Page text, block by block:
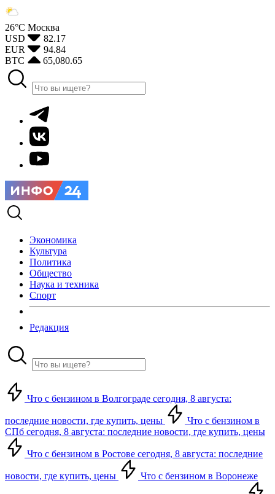
26°С Москва
USD
82.17
EUR
94.84
BTC
65,080.65
Экономика
Культура
Политика
Общество
Наука и техника
Спорт
Редакция
Что с бензином в Волгограде сегодня, 8 августа:
последние новости, где купить, цены
Что с бензином в
СПб сегодня, 8 августа: последние новости, где купить, цены
Что с бензином в Ростове сегодня, 8 августа: последние
новости, где купить, цены Что с бензином в Воронеже